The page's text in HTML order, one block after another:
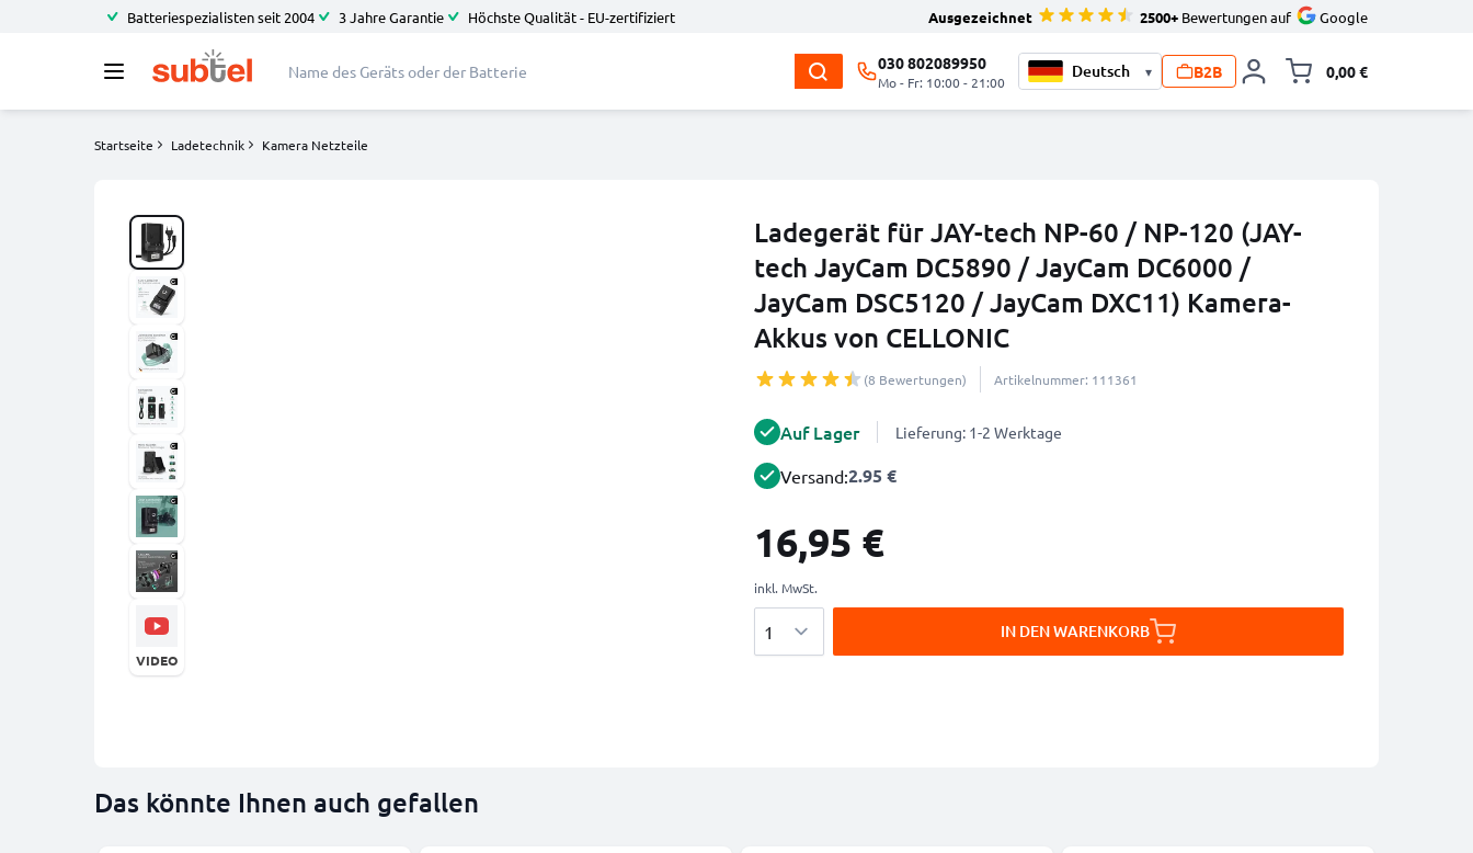
Batteriespezialisten seit 2004 3 Jahre Garantie Höchste Qualität - EU-zertifiziert Ausgezeichnet 2500+ Bewertungen auf Google
030 802089950
Mo - Fr: 10:00 - 21:00
▾ B2B 0,00 €
Startseite Ladetechnik Kamera Netzteile
Ladegerät für JAY-tech NP-60 / NP-120 (JAY-
tech JayCam DC5890 / JayCam DC6000 /
JayCam DSC5120 / JayCam DXC11) Kamera-
Akkus von CELLONIC
(8 Bewertungen) Artikelnummer: 111361
VIDEO
Auf Lager Lieferung: 1-2 Werktage
Versand:2.95 €
16,95 €
inkl. MwSt.
IN DEN WARENKORB
Das könnte Ihnen auch gefallen